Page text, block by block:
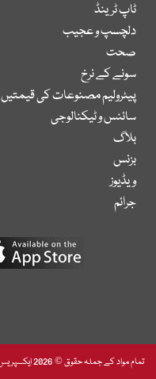
ٹاپ ٹرینڈ
دلچسپ و عجیب
صحت
سونے کے نرخ
پیٹرولیم مصنوعات کی قیمتیں
سائنس و ٹیکنالوجی
بلاگ
بزنس
ویڈیوز
جرائم
تمام مواد کے جملہ حقوق © 2026 ایکسپریس اردو